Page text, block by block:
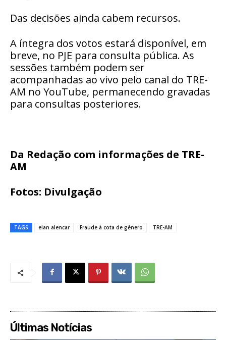
Das decisões ainda cabem recursos.
A íntegra dos votos estará disponível, em
breve, no PJE para consulta pública. As
sessões também podem ser
acompanhadas ao vivo pelo canal do TRE-
AM no YouTube, permanecendo gravadas
para consultas posteriores.
Da Redação com informações de TRE-
AM
Fotos: Divulgação
TAGS elan alencar Fraude à cota de gênero TRE-AM
Últimas Notícias